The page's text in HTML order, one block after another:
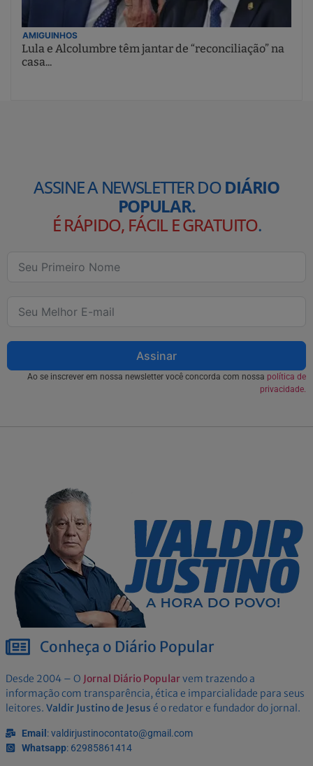
AMIGUINHOS
Lula e Alcolumbre têm jantar de “reconciliação” na
casa...
ASSINE A NEWSLETTER DODIÁRIO
POPULAR.
É RÁPIDO, FÁCIL E GRATUITO.
Assinar
Ao se inscrever em nossa newsletter você concorda com nossa política de
privacidade.
Conheça o Diário Popular
Desde 2004 – O Jornal Diário Popularvem trazendo a
informação com transparência, ética e imparcialidade para seus
leitores. Valdir Justino de Jesus é o redator e fundador do jornal.
Email : valdirjustinocontato@gmail.com
Whatsapp: 62985861414